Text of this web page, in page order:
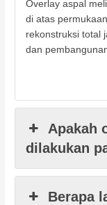
Overlay aspal
di atas
rekonstruksi total
dan
Apakah
dilakukan
Berapa